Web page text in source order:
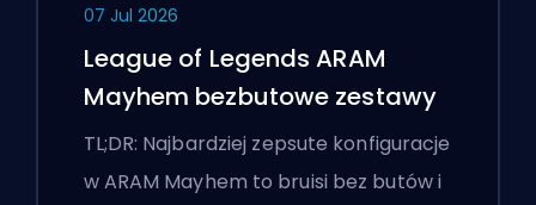
07 Jul 2026
League of Legends ARAM
Mayhem bezbutowe zestawy
TL;DR: Najbardziej zepsute konfiguracje
w ARAM Mayhem to bruisi bez butów i